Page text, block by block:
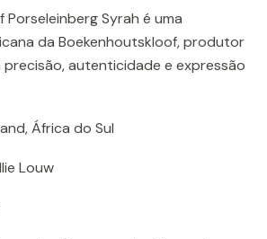
Syrah é uma
da Boekenhoutskloof, produtor
autenticidade e expressão
África do Sul
Louw